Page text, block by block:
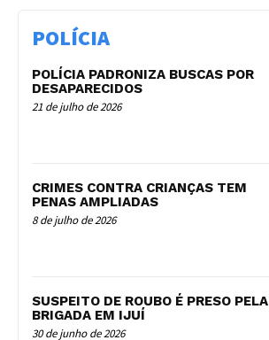
POLÍCIA
POLÍCIA PADRONIZA BUSCAS POR
DESAPARECIDOS
21 de julho de 2026
CRIMES CONTRA CRIANÇAS TEM
PENAS AMPLIADAS
8 de julho de 2026
SUSPEITO DE ROUBO É PRESO PELA
BRIGADA EM IJUÍ
30 de junho de 2026